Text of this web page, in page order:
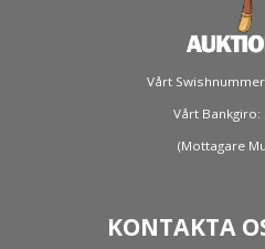
Vårt
Vårt Bankgiro:
(Mottagare
KONTAKTA